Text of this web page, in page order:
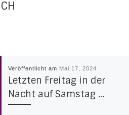
Veröffentlicht am Mai 17, 2024
Letzten Freitag in der
Nacht auf Samstag …